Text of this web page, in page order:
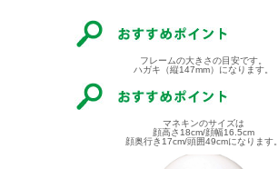
フレームの大きさの目安です。
ハガキ（縦147mm）になります。
マネキンのサイズは
顔高さ18cm/顔幅16.5cm
顔奥行き17cm/頭囲49cmになります。